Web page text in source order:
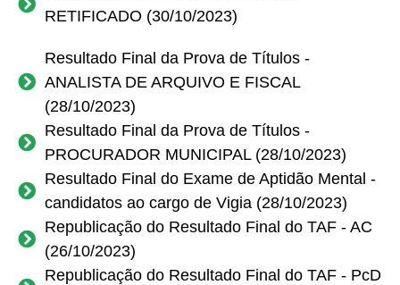
RETIFICADO (30/10/2023)
Resultado Final da Prova de Títulos -
ANALISTA DE ARQUIVO E FISCAL
(28/10/2023)
Resultado Final da Prova de Títulos -
PROCURADOR MUNICIPAL (28/10/2023)
Resultado Final do Exame de Aptidão Mental -
candidatos ao cargo de Vigia (28/10/2023)
Republicação do Resultado Final do TAF - AC
(26/10/2023)
Republicação do Resultado Final do TAF - PcD